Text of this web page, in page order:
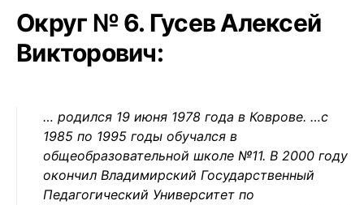
Округ № 6. Гусев Алексей
Викторович:
… родился 19 июня 1978 года в Коврове. …с
1985 по 1995 годы обучался в
общеобразовательной школе №11. В 2000 году
окончил Владимирский Государственный
Педагогический Университет по